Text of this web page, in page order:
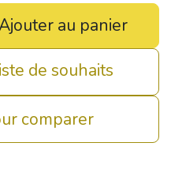
au panier
comparer
de souhaits